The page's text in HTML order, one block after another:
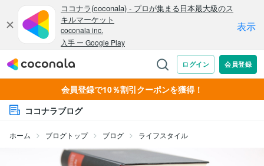
会員登録で10％割引クーポンを獲得！
ココナラブログ
ホーム ブログトップ ブログ ライフスタイル